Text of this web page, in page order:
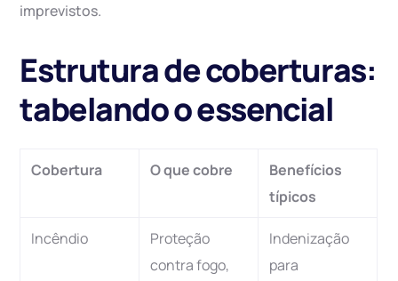
imprevistos.
Estrutura de coberturas:
tabelando o essencial
Cobertura O que cobre
Benefícios
típicos
Incêndio
Proteção
contra fogo,
Indenização
para